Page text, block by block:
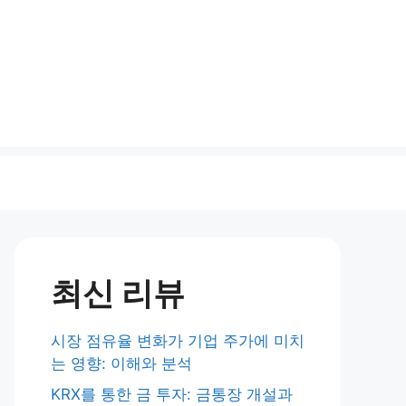
최신 리뷰
시장 점유율 변화가 기업 주가에 미치
는 영향: 이해와 분석
KRX를 통한 금 투자: 금통장 개설과